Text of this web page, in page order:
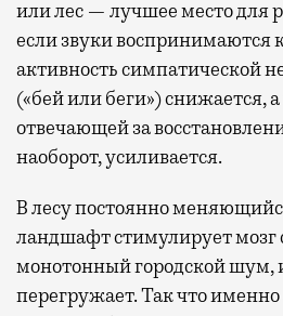
или лес — лучшее место для
если звуки воспринимаются
активность симпатической
(«бей или беги») снижается,
отвечающей за
наоборот, усиливается.
В лесу постоянно
ландшафт стимулирует мозг
монотонный городской шум,
перегружает. Так что именно